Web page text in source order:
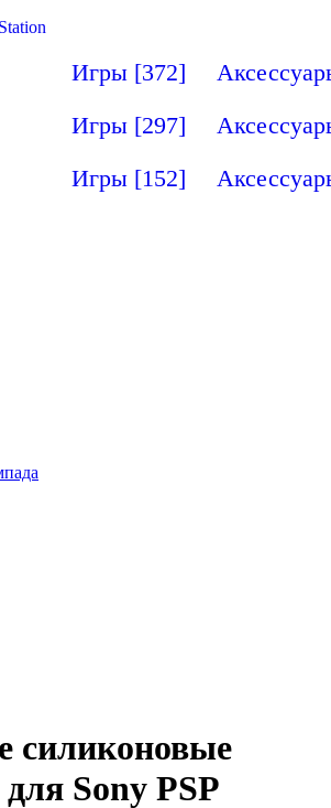
Игры [372]
Игры [297]
Игры [152]
силиконовые
Sony PSP